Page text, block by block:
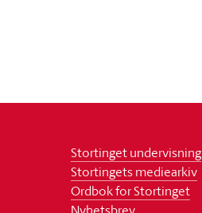
Stortinget undervisning
Stortingets mediearkiv
Ordbok for Stortinget